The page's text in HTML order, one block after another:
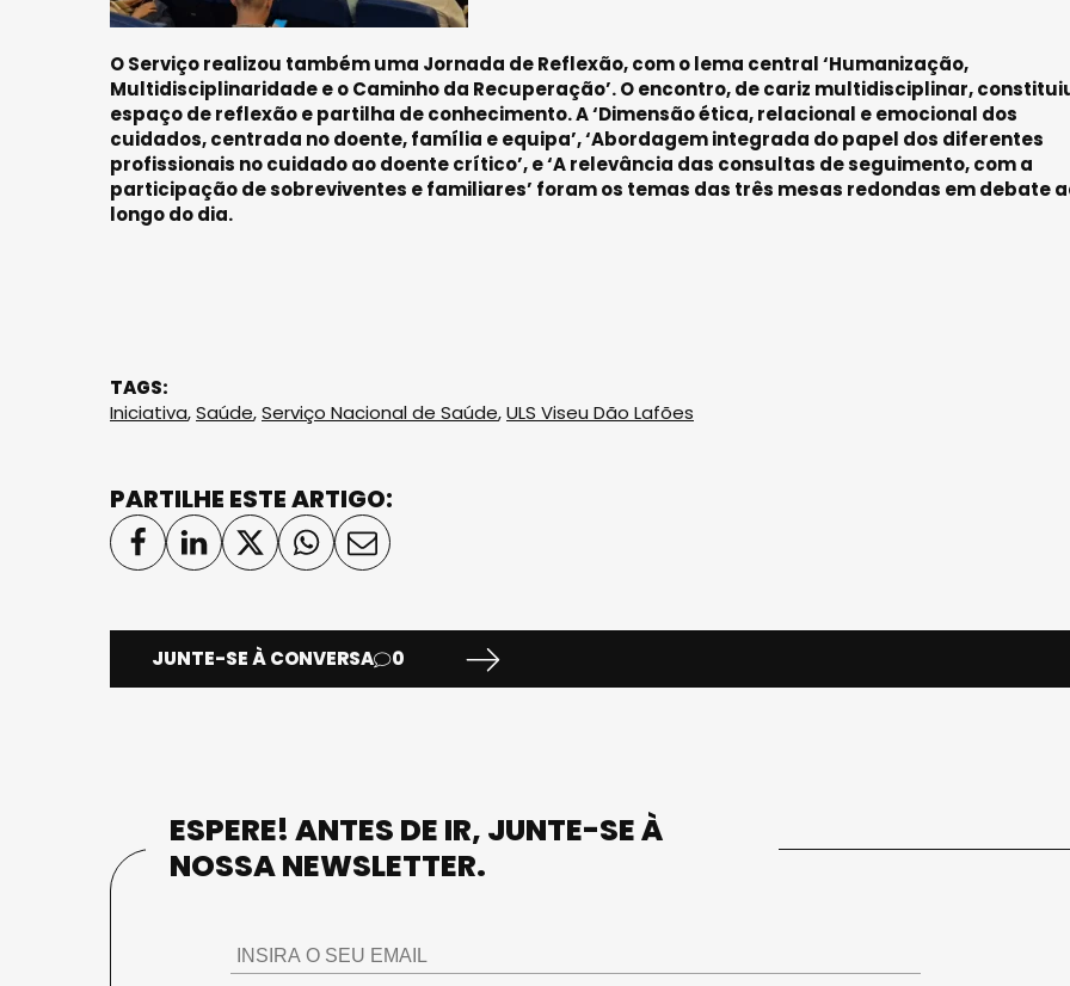
O Serviço realizou também uma Jornada de Reflexão, com o lema central ‘Humanização,
Multidisciplinaridade e o Caminho da Recuperação’. O encontro, de cariz multidisciplinar,
espaço de reflexão e partilha de conhecimento. A ‘Dimensão ética, relacional e emocional dos
cuidados, centrada no doente, família e equipa’, ‘Abordagem integrada do papel dos diferentes
profissionais no cuidado ao doente crítico’, e ‘A relevância das consultas de seguimento, com a
participação de sobreviventes e familiares’ foram os temas das três mesas redondas em debate
longo do dia.
TAGS:
Iniciativa,Saúde,Serviço Nacional de Saúde,ULS Viseu Dão Lafões
PARTILHE ESTE ARTIGO:
JUNTE-SE À CONVERSA 0
ESPERE! ANTES DE IR, JUNTE-SE À
NOSSA NEWSLETTER.